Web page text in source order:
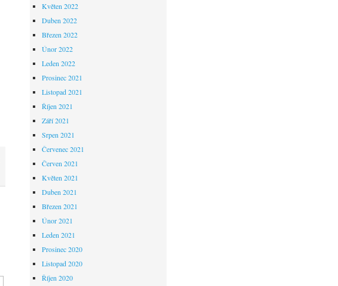
Květen 2022
Duben 2022
Březen 2022
Únor 2022
Leden 2022
Prosinec 2021
Listopad 2021
Říjen 2021
Září 2021
Srpen 2021
Červenec 2021
Červen 2021
Květen 2021
Duben 2021
Březen 2021
Únor 2021
Leden 2021
Prosinec 2020
Listopad 2020
Říjen 2020